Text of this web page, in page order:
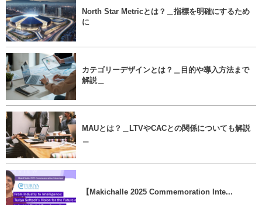
North Star Metricとは？＿指標を明確にするため
に
カテゴリーデザインとは？＿目的や導入方法まで
解説＿
MAUとは？＿LTVやCACとの関係についても解説
【Makichalle 2025 Commemoration Inte...